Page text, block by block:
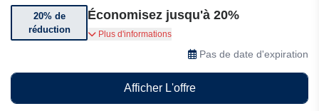
20% de
réduction
Économisez jusqu'à 20%
Bénéficiez jusqu'à 20% de réduction sur une
sélection de produits Alpicool.
Plus d'informations
Pas de date d'expiration
Afficher L'offre